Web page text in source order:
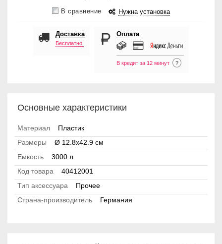
В сравнение Нужна установка
Доставка
Бесплатно!
Оплата
В кредит за 12 минут ?
Основные характеристики
Материал
Пластик
Размеры
Ø 12.8x42.9 см
Емкость
3000 л
Код товара
40412001
Тип аксессуара
Прочее
Страна-производитель
Германия